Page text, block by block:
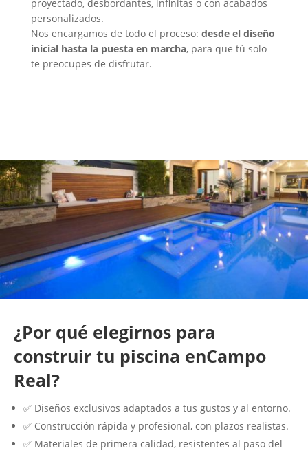
proyectado, desbordantes, infinitas o con acabados
personalizados.
Nos encargamos de todo el proceso: desde el diseño
inicial hasta la puesta en marcha, para que tú solo
te preocupes de disfrutar.
¿Por qué elegirnos para
construir tu piscina enCampo
Real?
✅ Diseños exclusivos adaptados a tus gustos y al entorno.
✅ Construcción rápida y profesional, con plazos realistas.
✅ Materiales de primera calidad, resistentes al paso del